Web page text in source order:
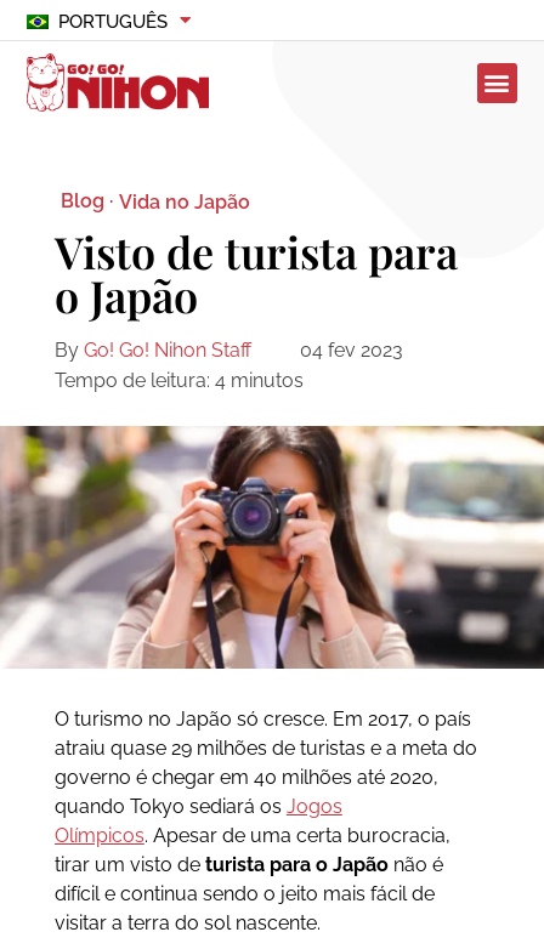
PORTUGUÊS
Blog · Vida no Japão
Visto de turista para
o Japão
By Go! Go! Nihon Staff
04 fev 2023
Tempo de leitura: 4 minutos
O turismo no Japão só cresce. Em 2017, o país
atraiu quase 29 milhões de turistas e a meta do
governo é chegar em 40 milhões até 2020,
quando Tokyo sediará os Jogos
Olímpicos. Apesar de uma certa burocracia,
tirar um visto deturista para o Japãonão é
difícil e continua sendo o jeito mais fácil de
visitar a terra do sol nascente.